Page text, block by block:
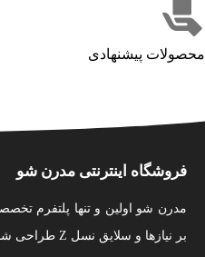
محصولات پیشنهادی
فروشگاه اینترنتی مدرن شو
مدرن شو اولین و تنها پلتفرم
بر نیازها و سلایق نسل Z طراحی شده است.